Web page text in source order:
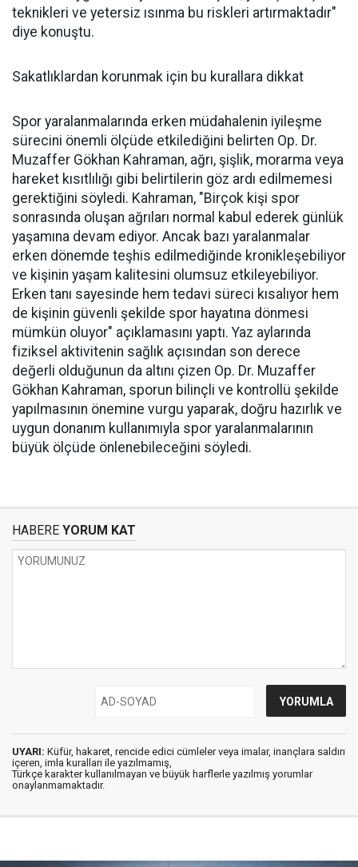
teknikleri ve yetersiz ısınma bu riskleri artırmaktadır"
diye konuştu.
Sakatlıklardan korunmak için bu kurallara dikkat
Spor yaralanmalarında erken müdahalenin iyileşme
sürecini önemli ölçüde etkilediğini belirten Op. Dr.
Muzaffer Gökhan Kahraman, ağrı, şişlik, morarma veya
hareket kısıtlılığı gibi belirtilerin göz ardı edilmemesi
gerektiğini söyledi. Kahraman, "Birçok kişi spor
sonrasında oluşan ağrıları normal kabul ederek günlük
yaşamına devam ediyor. Ancak bazı yaralanmalar
erken dönemde teşhis edilmediğinde kronikleşebiliyor
ve kişinin yaşam kalitesini olumsuz etkileyebiliyor.
Erken tanı sayesinde hem tedavi süreci kısalıyor hem
de kişinin güvenli şekilde spor hayatına dönmesi
mümkün oluyor" açıklamasını yaptı. Yaz aylarında
fiziksel aktivitenin sağlık açısından son derece
değerli olduğunun da altını çizen Op. Dr. Muzaffer
Gökhan Kahraman, sporun bilinçli ve kontrollü şekilde
yapılmasının önemine vurgu yaparak, doğru hazırlık ve
uygun donanım kullanımıyla spor yaralanmalarının
büyük ölçüde önlenebileceğini söyledi.
HABERE YORUM KAT
UYARI: Küfür, hakaret, rencide edici cümleler veya imalar, inançlara saldırı
içeren, imla kuralları ile yazılmamış,
Türkçe karakter kullanılmayan ve büyük harflerle yazılmış yorumlar
onaylanmamaktadır.